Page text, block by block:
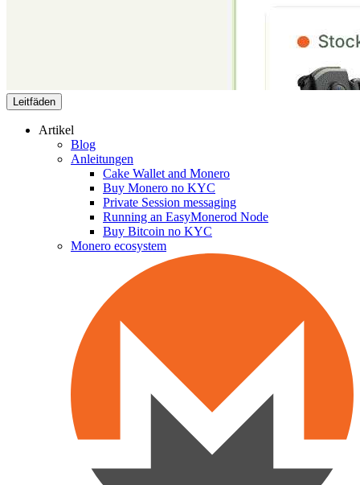
Leitfäden
Artikel
Blog
Anleitungen
Cake Wallet and Monero
Buy Monero no KYC
Private Session messaging
Running an EasyMonerod Node
Buy Bitcoin no KYC
Monero ecosystem